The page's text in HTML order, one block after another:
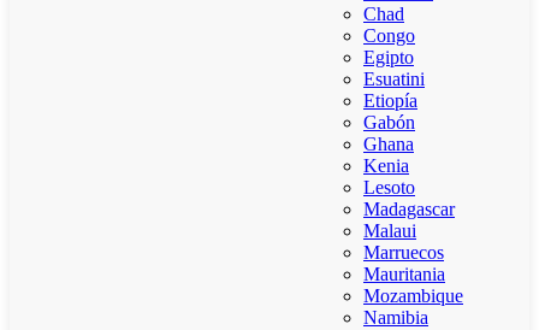
Chad
Congo
Egipto
Esuatini
Etiopía
Gabón
Ghana
Kenia
Lesoto
Madagascar
Malaui
Marruecos
Mauritania
Mozambique
Namibia